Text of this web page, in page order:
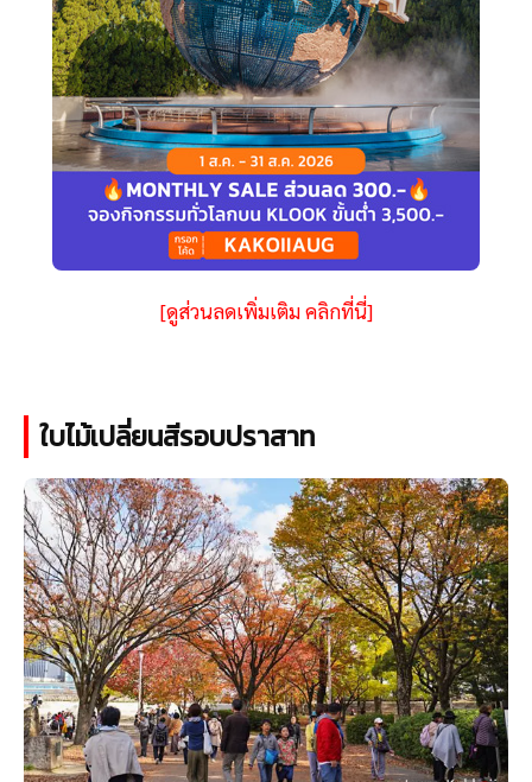
[ดูส่วนลดเพิ่มเติม คลิกที่นี่]
ใบไม้เปลี่ยนสีรอบปราสาท